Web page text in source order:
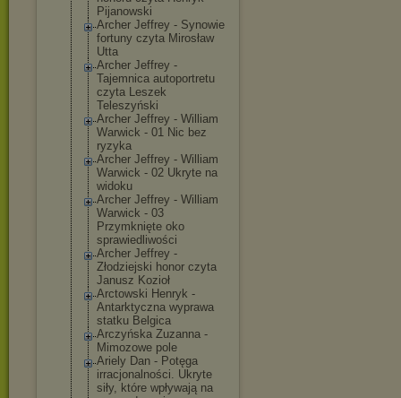
Pijanowski
Archer Jeffrey - Synowie
fortuny czyta Mirosław
Utta
Archer Jeffrey -
Tajemnica autoportretu
czyta Leszek
Teleszyński
Archer Jeffrey - William
Warwick - 01 Nic bez
ryzyka
Archer Jeffrey - William
Warwick - 02 Ukryte na
widoku
Archer Jeffrey - William
Warwick - 03
Przymknięte oko
sprawiedliwości
Archer Jeffrey -
Złodziejski honor czyta
Janusz Kozioł
Arctowski Henryk -
Antarktyczna wyprawa
statku Belgica
Arczyńska Zuzanna -
Mimozowe pole
Ariely Dan - Potęga
irracjonalności. Ukryte
siły, które wpływają na